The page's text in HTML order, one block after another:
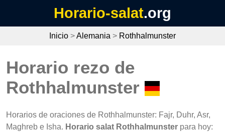
Horario-salat.org
Inicio >Alemania > Rothhalmunster
Horario rezo de
Rothhalmunster
Horarios de oraciones de Rothhalmunster: Fajr, Duhr, Asr,
Maghreb e Isha. Horario salat Rothhalmunster para hoy: